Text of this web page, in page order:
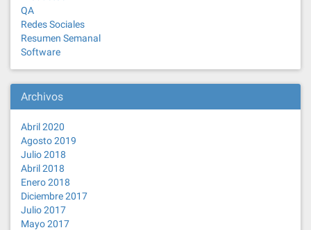
QA
Redes Sociales
Resumen Semanal
Software
Archivos
Abril 2020
Agosto 2019
Julio 2018
Abril 2018
Enero 2018
Diciembre 2017
Julio 2017
Mayo 2017